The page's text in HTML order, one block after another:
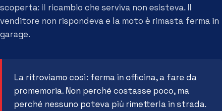
scoperta: il ricambio che serviva non esisteva. Il
venditore non rispondeva e la moto è rimasta ferma in
garage.
La ritroviamo così: ferma in officina, a fare da
promemoria. Non perché costasse poco, ma
perché nessuno poteva più rimetterla in strada.